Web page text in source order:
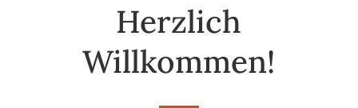
Herzlich
Willkommen!